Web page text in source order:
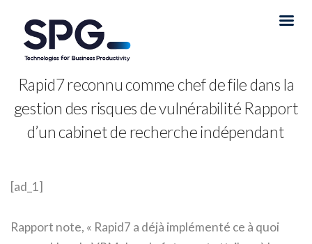
Rapid7 reconnu comme chef de file dans la
gestion des risques de vulnérabilité Rapport
d’un cabinet de recherche indépendant
[ad_1]
Rapport note, « Rapid7 a déjà implémenté ce à quoi